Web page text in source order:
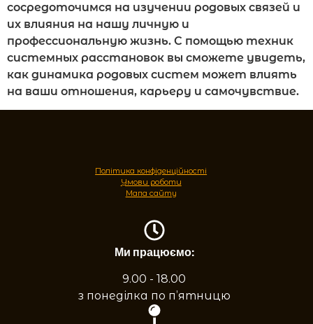
сосредоточимся на изучении родовых связей и
их влияния на нашу личную и
профессиональную жизнь. С помощью техник
системных расстановок вы сможете увидеть,
как динамика родовых систем может влиять
на ваши отношения, карьеру и самочувствие.
Політика конфіденційності
Умови роботи
Мапа сайту
Ми працюємо:
9.00 - 18.00
з понеділка по п’ятницю